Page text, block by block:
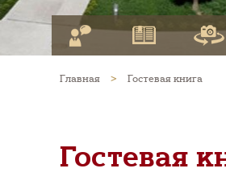
Главная > Гостевая книга
Гостевая